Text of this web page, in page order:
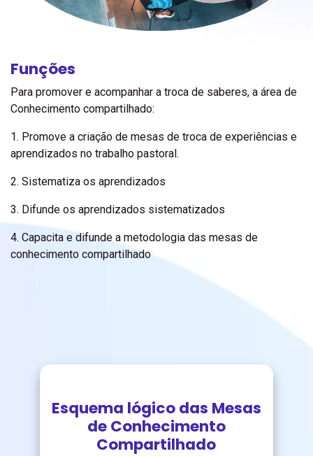
Funções
Para promover e acompanhar a troca de saberes, a área de
Conhecimento compartilhado:
1. Promove a criação de mesas de troca de experiências e
aprendizados no trabalho pastoral.
2. Sistematiza os aprendizados
3. Difunde os aprendizados sistematizados
4. Capacita e difunde a metodologia das mesas de
conhecimento compartilhado
Esquema lógico das Mesas
de Conhecimento
Compartilhado